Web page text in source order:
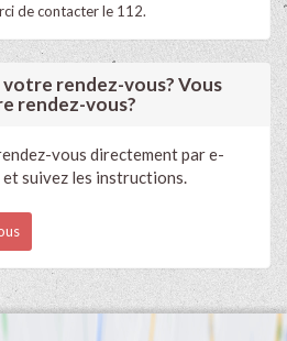
de contacter le 112.
votre rendez-vous? Vous
rendez-vous?
vous directement par e-
suivez les instructions.